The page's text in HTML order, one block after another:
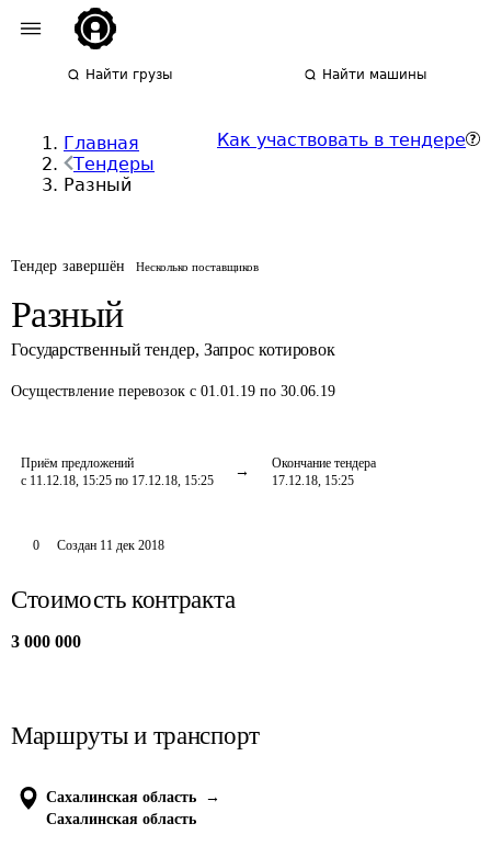
Найти грузы Найти машины
Главная
Тендеры
Разный
Как участвовать в тендере
Тендер завершён Несколько поставщиков
Разный
Государственный тендер, Запрос котировок
Осуществление перевозок с 01.01.19 по 30.06.19
Приём предложений
с 11.12.18, 15:25 по 17.12.18, 15:25
Окончание тендера
17.12.18, 15:25
0 Создан 11 дек 2018
Стоимость контракта
3 000 000
Маршруты и транспорт
Сахалинская область
→
Сахалинская область